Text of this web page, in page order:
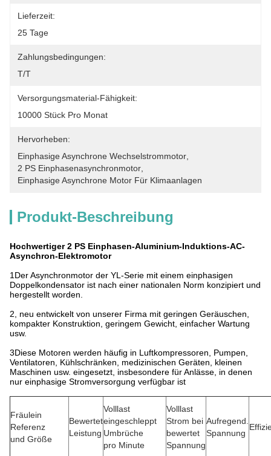
Lieferzeit:
25 Tage
Zahlungsbedingungen:
T/T
Versorgungsmaterial-Fähigkeit:
10000 Stück Pro Monat
Hervorheben:
Einphasige Asynchrone Wechselstrommotor
2 PS Einphasenasynchronmotor
Einphasige Asynchrone Motor Für Klimaanlagen
Produkt-Beschreibung
Hochwertiger 2 PS Einphasen-Aluminium-Induktions-AC-
Asynchron-Elektromotor
1Der Asynchronmotor der YL-Serie mit einem einphasigen
Doppelkondensator ist nach einer nationalen Norm konzipiert und
hergestellt worden.
2, neu entwickelt von unserer Firma mit geringen Geräuschen,
kompakter Konstruktion, geringem Gewicht, einfacher Wartung
usw.
3Diese Motoren werden häufig in Luftkompressoren, Pumpen,
Ventilatoren, Kühlschränken, medizinischen Geräten, kleinen
Maschinen usw. eingesetzt, insbesondere für Anlässe, in denen
nur einphasige Stromversorgung verfügbar ist
Fräulein
Referenz
und Größe
Bewertet
Leistung
Volllast
eingeschleppt
Umbrüche
pro Minute
Volllast
Strom bei
bewertet
Spannung
Aufregend.
Spannung